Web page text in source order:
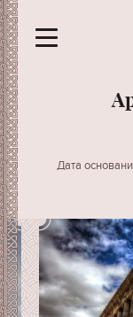
Дата